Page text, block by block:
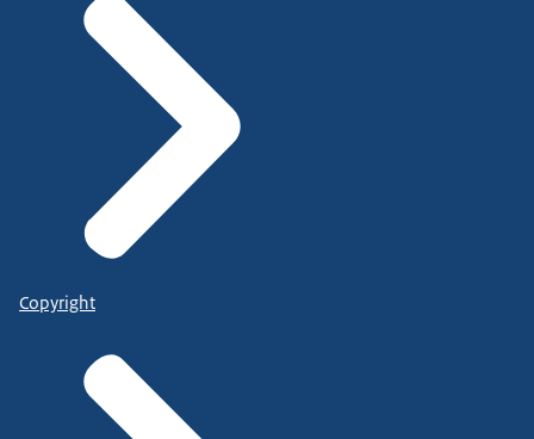
Copyright